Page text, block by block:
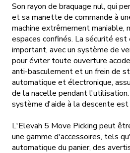
Qui
Nos
Nos
Son rayon de braquage nul, qui
et sa manette de commande à
machine extrêmement maniable,
espaces confinés. La sécurité
important, avec un système de
pour éviter toute ouverture
anti-basculement et un frein de
automatique et électronique,
de la nacelle pendant l'utilisation.
système d'aide à la descente
L'Elevah 5 Move Picking peut
une gamme d'accessoires, tels
automatique du panier, des